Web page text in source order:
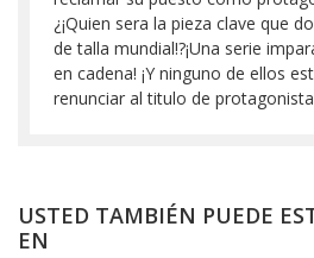
¿¡Quien sera la pieza clave que
de talla mundial!?¡Una serie
en cadena! ¡Y ninguno de ellos
renunciar al titulo de
USTED TAMBIÉN PUEDE
EN